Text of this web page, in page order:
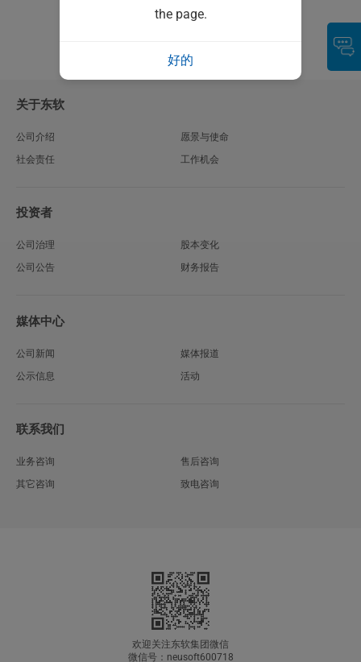
关于东软
公司介绍
愿景与使命
社会责任
工作机会
投资者
公司治理
股本变化
公司公告
财务报告
媒体中心
公司新闻
媒体报道
公示信息
活动
联系我们
业务咨询
售后咨询
其它咨询
致电咨询
欢迎关注东软集团微信
微信号：neusoft600718
the page.
好的